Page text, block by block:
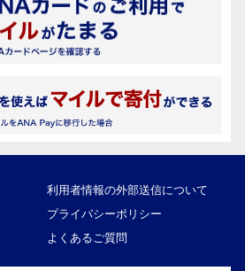
利用者情報の外部送信について
プライバシーポリシー
よくあるご質問